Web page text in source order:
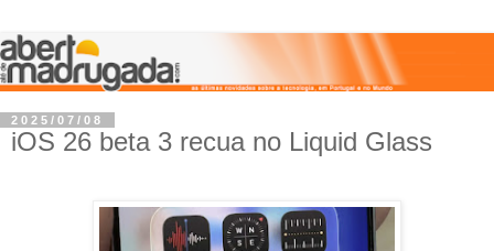
2025/07/08
iOS 26 beta 3 recua no Liquid Glass